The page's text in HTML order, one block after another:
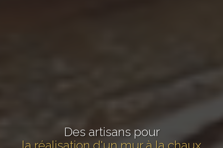
Des artisans pour
la réalisation d'un mur à la chaux